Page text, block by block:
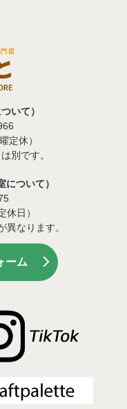
いて）
定休）
別です。
ついて）
休日）
異なります。
ーム